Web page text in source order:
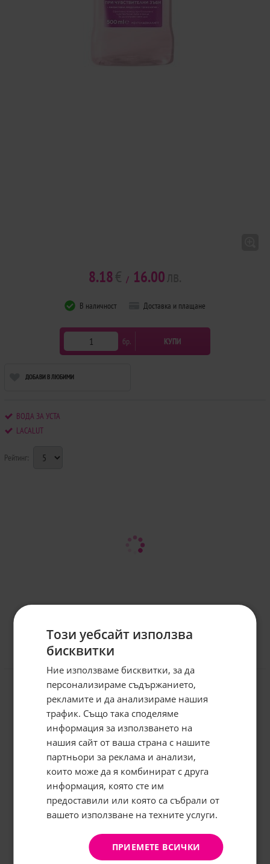
8.18 / 16.00
В наличност Доставка и плащане
бр. КУПИ
ДОБАВИ В ЛЮБИМИ
ВОДА ЗА УСТА
LACALUT
Рейтинг:
Отзиви към продукт
КОМЕНТИРАЙ
Този уебсайт използва
бисквитки
Ние използваме бисквитки, за да
персонализираме съдържанието,
рекламите и да анализираме нашия
трафик. Също така споделяме
информация за използването на
нашия сайт от ваша страна с нашите
партньори за реклама и анализи,
които може да я комбинират с друга
информация, която сте им
предоставили или която са събрали от
вашето използване на техните услуги.
ПРИЕМЕТЕ ВСИЧКИ
Абонирайте се за бюлетина и
грабнете-5%отстъпка!
АБОНИРАНЕ
Не, благодаря